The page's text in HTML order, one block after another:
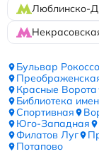
Люблинско-
Бульвар
Красные Ворота
Библиотека
Спортивная
Юго-Западная
Филатов Луг
Потапово